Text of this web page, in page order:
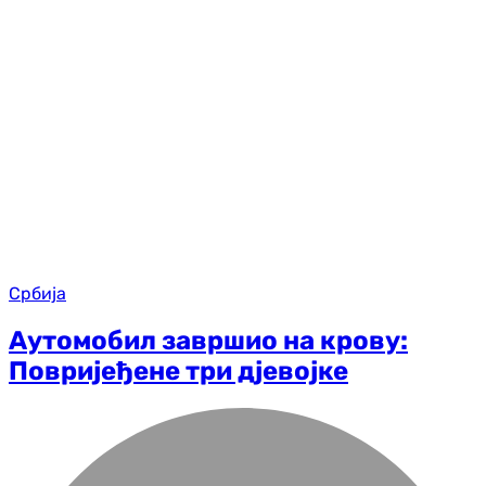
Србија
Аутомобил завршио на крову:
Повријеђене три дјевојке